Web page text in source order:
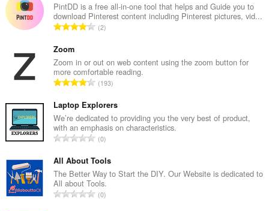
PintDD is a free all-in-one tool that helps and Guide you to
download Pinterest content including Pinterest pictures, vid...
В
г
о
о
е
н
о
к
:
2
Zoom
Zoom in or out on web content using the zoom button for
more comfortable reading.
В
е
г
о
о
е
н
о
к
193
Laptop Explorers
We’re dedicated to providing you the very best of product,
with an emphasis on characteristics.
В
е
г
о
о
0
All About Tools
The Better Way to Start the DIY. Our Website is dedicated to
All about Tools.
В0